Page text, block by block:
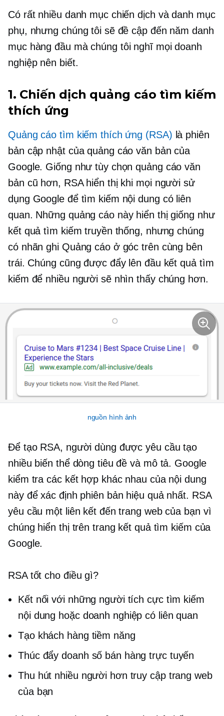
Có rất nhiều danh mục chiến dịch và danh mục
phụ, nhưng chúng tôi sẽ đề cập đến năm danh
mục hàng đầu mà chúng tôi nghĩ mọi doanh
nghiệp nên biết.
1. Chiến dịch quảng cáo tìm kiếm
thích ứng
Quảng cáo tìm kiếm thích ứng (RSA) là phiên
bản cập nhật của quảng cáo văn bản của
Google. Giống như tùy chọn quảng cáo văn
bản cũ hơn, RSA hiển thị khi mọi người sử
dụng Google để tìm kiếm nội dung có liên
quan. Những quảng cáo này hiển thị giống như
kết quả tìm kiếm truyền thống, nhưng chúng
có nhãn ghi Quảng cáo ở góc trên cùng bên
trái. Chúng cũng được đẩy lên đầu kết quả tìm
kiếm để nhiều người sẽ nhìn thấy chúng hơn.
nguồn hình ảnh
Để tạo RSA, người dùng được yêu cầu tạo
nhiều biến thể dòng tiêu đề và mô tả. Google
kiểm tra các kết hợp khác nhau của nội dung
này để xác định phiên bản hiệu quả nhất. RSA
yêu cầu một liên kết đến trang web của bạn vì
chúng hiển thị trên trang kết quả tìm kiếm của
Google.
RSA tốt cho điều gì?
Kết nối với những người tích cực tìm kiếm
nội dung hoặc doanh nghiệp có liên quan
Tạo khách hàng tiềm năng
Thúc đẩy doanh số bán hàng trực tuyến
Thu hút nhiều người hơn truy cập trang web
của bạn